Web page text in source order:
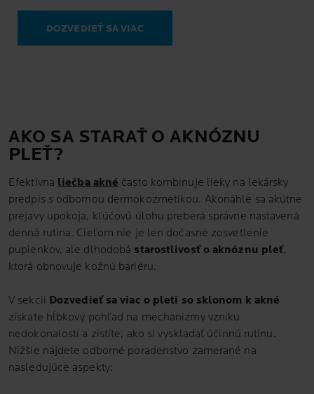
DOZVEDIEŤ SA VIAC
AKO SA STARAŤ O AKNÓZNU
PLEŤ?
Efektívna liečba akné často kombinuje lieky na lekársky
predpis s odbornou dermokozmetikou. Akonáhle sa akútne
prejavy upokoja, kľúčovú úlohu preberá správne nastavená
denná rutina. Cieľom nie je len dočasné zosvetlenie
pupienkov, ale dlhodobá starostlivosť o aknóznu pleť,
ktorá obnovuje kožnú bariéru.
V sekcii Dozvedieť sa viac o pleti so sklonom k akné
získate hĺbkový pohľad na mechanizmy vzniku
nedokonalostí a zistíte, ako si vyskladať účinnú rutinu.
Nižšie nájdete odborné poradenstvo zamerané na
nasledujúce aspekty: